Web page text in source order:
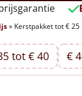
» Kerstpakket tot € 25
tot € 40 €